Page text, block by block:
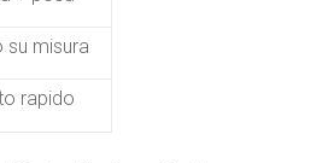
misura
rapido